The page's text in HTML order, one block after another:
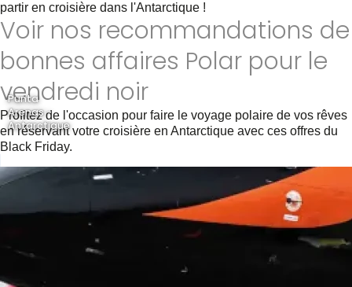
partir en croisière dans l'Antarctique !
Voir nos recommandations de
bonnes affaires Polar pour le
vendredi noir
Profitez de l'occasion pour faire le voyage polaire de vos rêves
en réservant votre croisière en Antarctique avec ces offres du
Black Friday.
Punta
Arenas -
Antarctique